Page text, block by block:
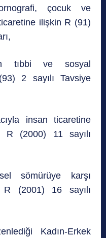
çocuk ve
ilişkin R (91)
tıbbi ve sosyal
2 sayılı Tavsiye
insan ticaretine
R (2000) 11 sayılı
sömürüye karşı
R (2001) 16 sayılı
Kadın-Erkek